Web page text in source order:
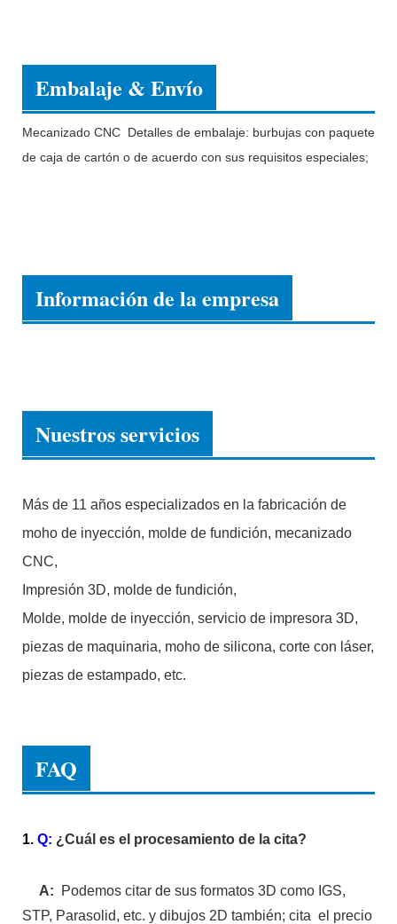
Embalaje & Envío
Mecanizado CNC Detalles de embalaje: burbujas con paquete
de caja de cartón o de acuerdo con sus requisitos especiales;
Información de la empresa
Nuestros servicios
Más de 11 años especializados en la fabricación de
moho de inyección, molde de fundición, mecanizado
CNC,
Impresión 3D, molde de fundición,
Molde, molde de inyección, servicio de impresora 3D,
piezas de maquinaria, moho de silicona, corte con láser,
piezas de estampado, etc.
FAQ
1. Q: ¿Cuál es el procesamiento de la cita?
A:
Podemos citar de sus formatos 3D como IGS,
STP, Parasolid, etc. y dibujos 2D también; cita el precio